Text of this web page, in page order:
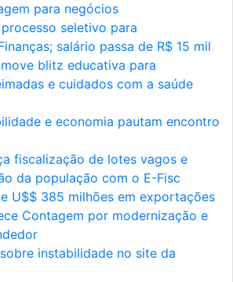
para negócios
seletivo para
salário passa de R$ 15 mil
blitz educativa para
e cuidados com a saúde
e economia pautam encontro
fiscalização de lotes vagos e
da população com o E-Fisc
U$$ 385 milhões em exportações
Contagem por modernização e
instabilidade no site da